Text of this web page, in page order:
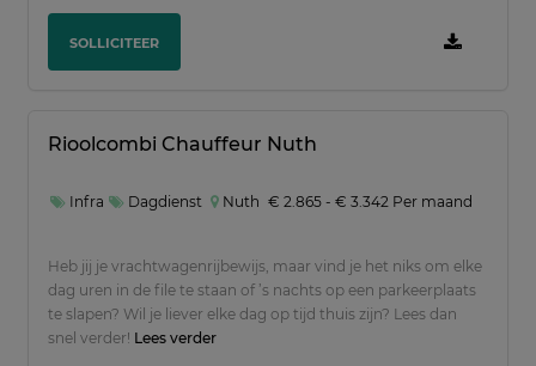
SOLLICITEER
Rioolcombi Chauffeur Nuth
Infra Dagdienst Nuth € 2.865 - € 3.342 Per maand
Heb jij je vrachtwagenrijbewijs, maar vind je het niks om elke
dag uren in de file te staan of ’s nachts op een parkeerplaats
te slapen? Wil je liever elke dag op tijd thuis zijn? Lees dan
snel verder! Lees verder